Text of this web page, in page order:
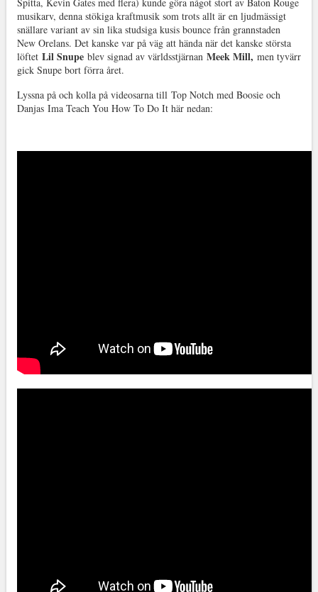
musikarv, denna stökiga kraftmusik som trots allt är en ljudmässigt
snällare variant av sin lika studsiga kusis bounce från grannstaden
New Orelans. Det kanske var på väg att hända när det kanske största
löftet Lil Snupeblev signad av världsstjärnan Meek Mill, men tyvärr
gick Snupe bort förra året.
Lyssna på och kolla på videosarna till Top Notch med Boosie och
Danjas Ima Teach You How To Do It här nedan: